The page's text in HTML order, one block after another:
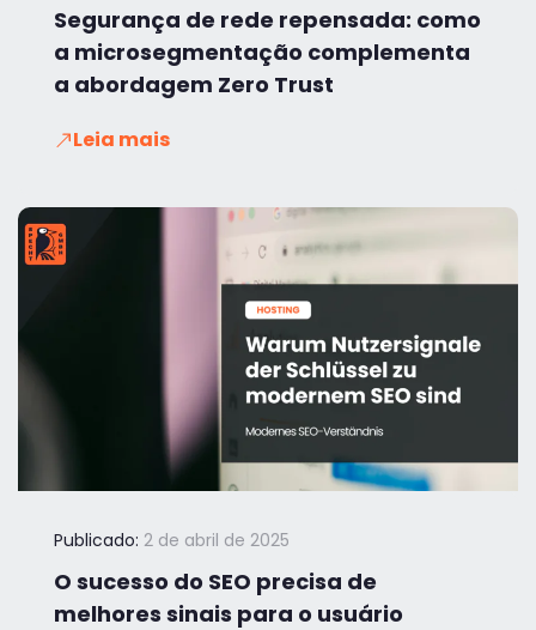
Segurança de rede repensada: como
a microsegmentação complementa
a abordagem Zero Trust
Leia mais
Publicado: 2 de abril de 2025
O sucesso do SEO precisa de
melhores sinais para o usuário